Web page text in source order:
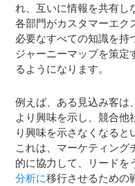
れ、互いに情報を共有し
各部門がカスタマーエク
必要なすべての知識を持
ジャーニーマップを策定
るようになります。
例えば、ある見込み客は
より興味を示し、競合他
り興味を示さなくなると
これは、マーケティング
的に協力して、リードを
分析に移行させるための